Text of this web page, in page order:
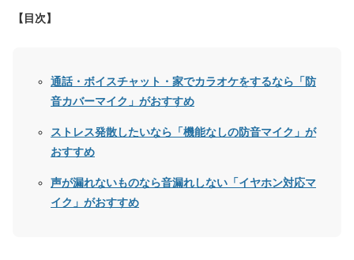
【目次】
通話・ボイスチャット・家でカラオケをするなら「防
音カバーマイク」がおすすめ
ストレス発散したいなら「機能なしの防音マイク」が
おすすめ
声が漏れないものなら音漏れしない「イヤホン対応マ
イク」がおすすめ